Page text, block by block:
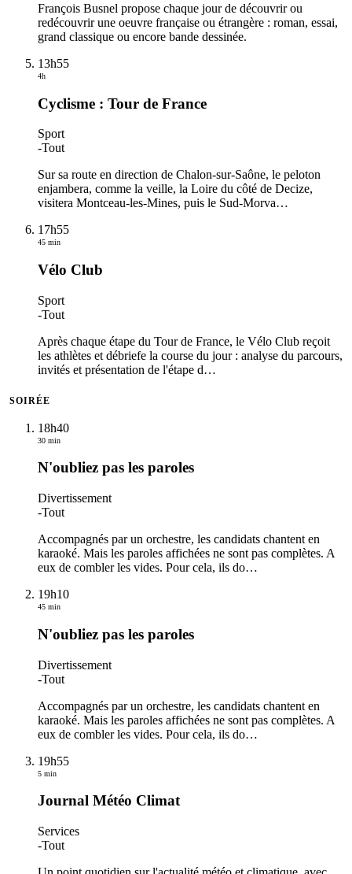
François Busnel propose chaque jour de découvrir ou
redécouvrir une oeuvre française ou étrangère : roman, essai,
grand classique ou encore bande dessinée.
13h55
4h
Cyclisme : Tour de France
Sport
-Tout
Sur sa route en direction de Chalon-sur-Saône, le peloton
enjambera, comme la veille, la Loire du côté de Decize,
visitera Montceau-les-Mines, puis le Sud-Morva…
17h55
45 min
Vélo Club
Sport
-Tout
Après chaque étape du Tour de France, le Vélo Club reçoit
les athlètes et débriefe la course du jour : analyse du parcours,
invités et présentation de l'étape d…
SOIRÉE
18h40
30 min
N'oubliez pas les paroles
Divertissement
-Tout
Accompagnés par un orchestre, les candidats chantent en
karaoké. Mais les paroles affichées ne sont pas complètes. A
eux de combler les vides. Pour cela, ils do…
19h10
45 min
N'oubliez pas les paroles
Divertissement
-Tout
Accompagnés par un orchestre, les candidats chantent en
karaoké. Mais les paroles affichées ne sont pas complètes. A
eux de combler les vides. Pour cela, ils do…
19h55
5 min
Journal Météo Climat
Services
-Tout